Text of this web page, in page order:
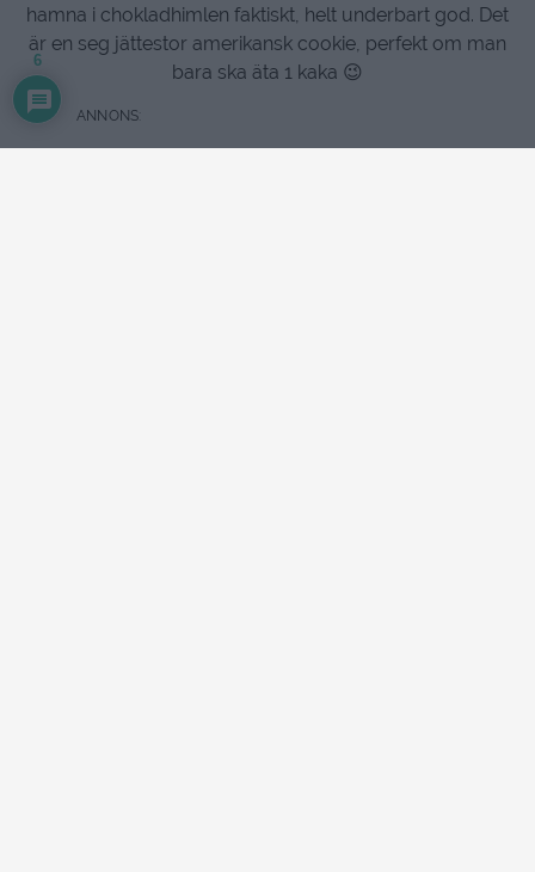
hamna i chokladhimlen faktiskt, helt underbart god. Det
är en seg jättestor amerikansk cookie, perfekt om man
bara ska äta 1 kaka 😉
6